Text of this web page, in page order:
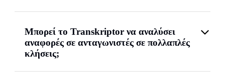
Μπορεί το Transkriptor να αναλύσει
αναφορές σε ανταγωνιστές σε πολλαπλές
κλήσεις;